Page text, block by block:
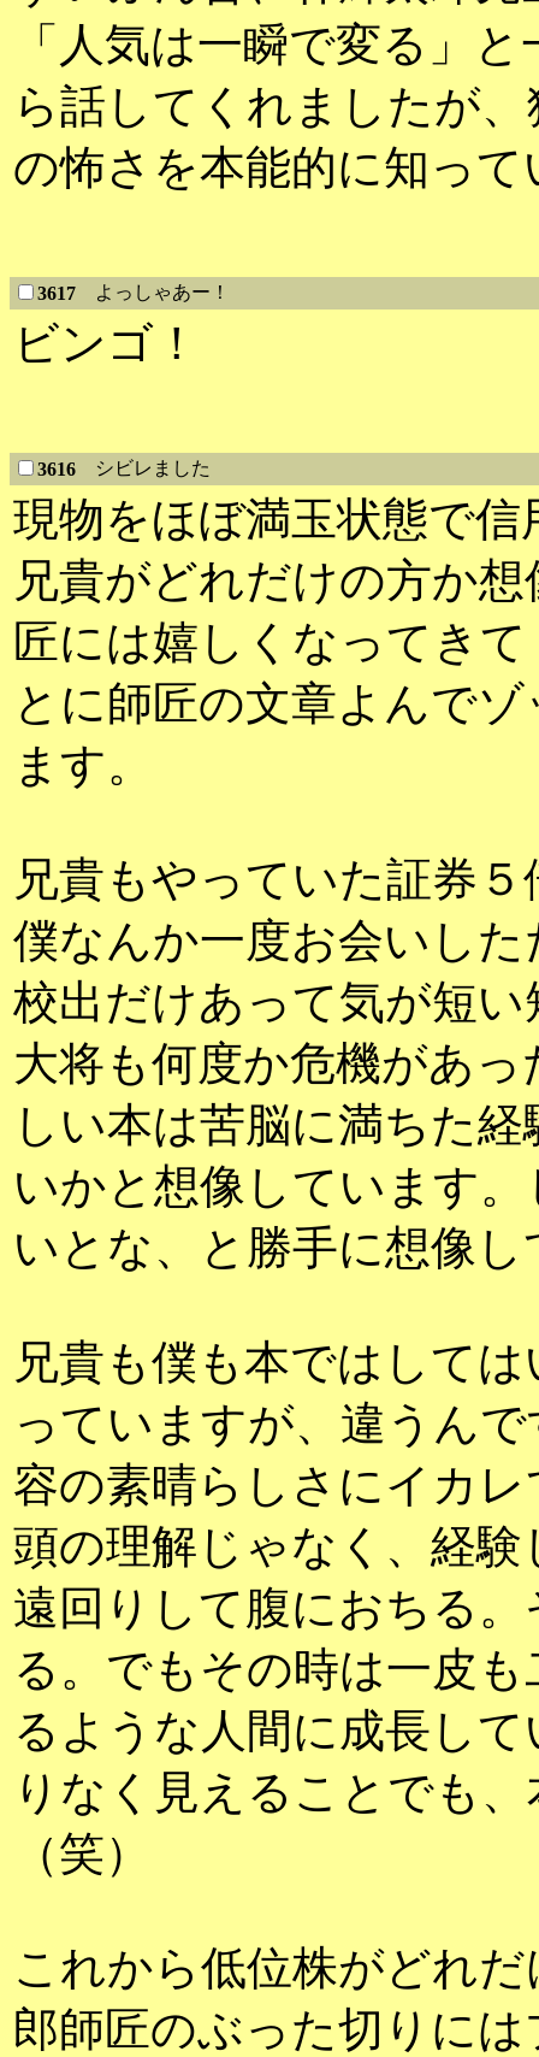
「人気は一瞬で変る」
ら話してくれましたが
の怖さを本能的に知っ
3617 よっしゃあー！
ビンゴ！
3616 シビレました
現物をほぼ満玉状態で
兄貴がどれだけの方か
匠には嬉しくなってき
とに師匠の文章よんで
ます。
兄貴もやっていた証券
僕なんか一度お会いし
校出だけあって気が短
大将も何度か危機があ
しい本は苦脳に満ちた
いかと想像しています
いとな、と勝手に想像
兄貴も僕も本ではして
っていますが、違うん
容の素晴らしさにイカ
頭の理解じゃなく、経
遠回りして腹におちる
る。でもその時は一皮
るような人間に成長し
りなく見えることでも
（笑）
これから低位株がどれ
郎師匠のぶった切りに